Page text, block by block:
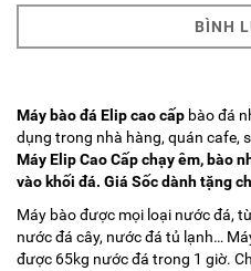
BÌNH
Máy bào đá Elip cao cấp bào đá
dụng trong nhà hàng, quán cafe,
Máy Elip Cao Cấp chạy êm, bào
vào khối đá. Giá Sốc dành tặng
Máy bào được mọi loại nước đá,
nước đá cây, nước đá tủ lạnh…
được 65kg nước đá trong 1 giờ.